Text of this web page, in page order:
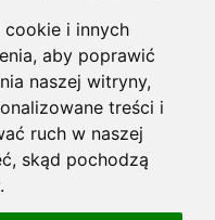
i innych
aby poprawić
naszej witryny,
treści i
ruch w naszej
skąd pochodzą
Nazwa miasta zaczęła
Warszewa, a od XV wieku
na Warszawa w XV wieku
dialektycznej.